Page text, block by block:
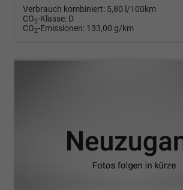
Verbrauch kombiniert: 5,80 l/100km
CO2-Klasse: D
CO2-Emissionen: 133,00 g/km